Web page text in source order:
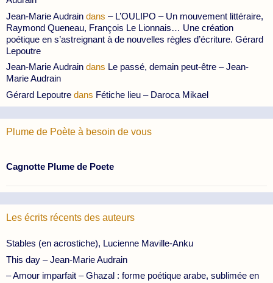
Jean-Marie Audrain dans – L’OULIPO – Un mouvement littéraire,
Raymond Queneau, François Le Lionnais… Une création
poétique en s’astreignant à de nouvelles règles d’écriture. Gérard
Lepoutre
Jean-Marie Audrain dans Le passé, demain peut-être – Jean-
Marie Audrain
Gérard Lepoutre dans Fétiche lieu – Daroca Mikael
Plume de Poète à besoin de vous
Cagnotte Plume de Poete
Les écrits récents des auteurs
Stables (en acrostiche), Lucienne Maville-Anku
This day – Jean-Marie Audrain
– Amour imparfait – Ghazal : forme poétique arabe, sublimée en